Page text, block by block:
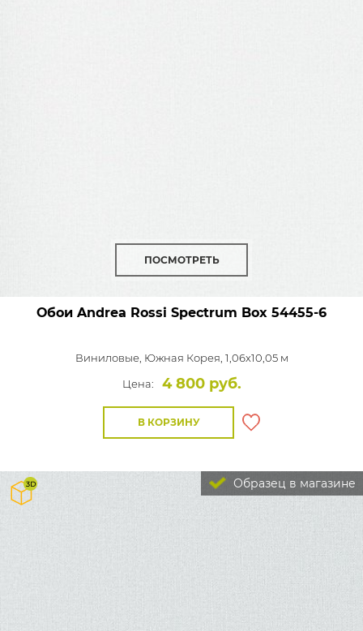
ПОСМОТРЕТЬ
Обои Andrea Rossi Spectrum Box 54455-6
Виниловые, Южная Корея, 1,06x10,05 м
Цена:
4 800 руб.
В КОРЗИНУ
Образец в магазине